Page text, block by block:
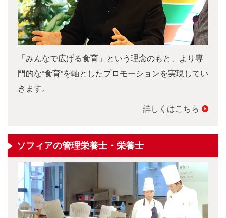
「みんなで広げる食育」という理念のもと、より専
門的な“食育”を軸としたプロモーションを実現してい
きます。
詳しくはこちら
ソフィアの管理栄養士・栄養士